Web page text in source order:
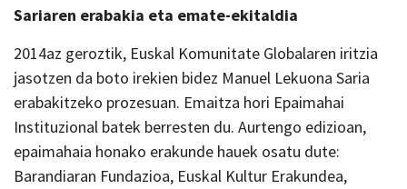
Sariaren erabakia eta emate-ekitaldia
2014az geroztik, Euskal Komunitate Globalaren iritzia
jasotzen da boto irekien bidez Manuel Lekuona Saria
erabakitzeko prozesuan. Emaitza hori Epaimahai
Instituzional batek berresten du. Aurtengo edizioan,
epaimahaia honako erakunde hauek osatu dute:
Barandiaran Fundazioa, Euskal Kultur Erakundea,